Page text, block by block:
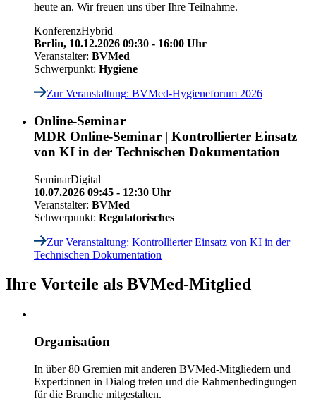
heute an. Wir freuen uns über Ihre Teilnahme.
KonferenzHybrid
Berlin, 10.12.2026 09:30 - 16:00 Uhr
Veranstalter: BVMed
Schwerpunkt: Hygiene
Zur Veranstaltung: BVMed-Hygieneforum 2026
Online-Seminar
MDR Online-Seminar | Kontrollierter Einsatz
von KI in der Technischen Dokumentation
SeminarDigital
10.07.2026 09:45 - 12:30 Uhr
Veranstalter: BVMed
Schwerpunkt: Regulatorisches
Zur Veranstaltung: Kontrollierter Einsatz von KI in der
Technischen Dokumentation
Ihre Vorteile als BVMed-Mitglied
Organisation
In über 80 Gremien mit anderen BVMed-Mitgliedern und
Expert:innen in Dialog treten und die Rahmenbedingungen
für die Branche mitgestalten.